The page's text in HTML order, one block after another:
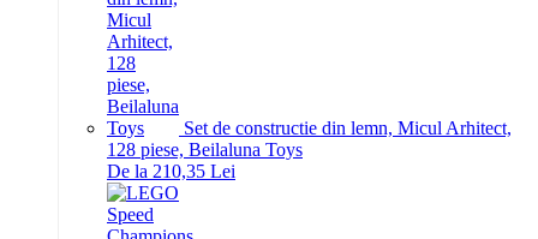
Set de constructie din lemn, Micul Arhitect,
128 piese, Beilaluna Toys
De la 210,35 Lei